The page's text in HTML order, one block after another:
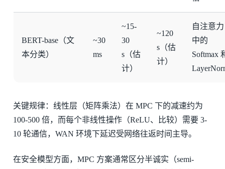
BERT-base（文
本分类）
~30
ms
~15-
30
s（估
计）
~120
s（估
计）
自注意力
中的
Softmax
关键规律：线性层（矩阵乘法）在 MPC 下的减速约为
100-500 倍，而每个非线性操作（ReLU、比较）需要 3-
10 轮通信，WAN 环境下延迟受网络往返时间主导。
在安全模型方面，MPC 方案通常区分半诚实（semi-